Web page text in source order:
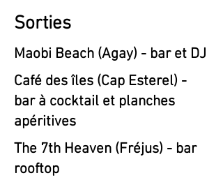
Sorties
Maobi Beach (Agay) - bar et DJ
Café des îles (Cap Esterel) -
bar à cocktail et planches
apéritives
The 7th Heaven (Fréjus) - bar
rooftop